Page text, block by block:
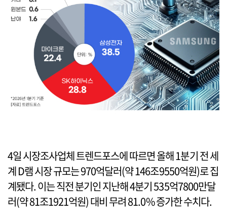
4일 시장조사업체 트렌드포스에 따르면 올해 1분기 전 세
계 D램 시장 규모는 970억달러(약 146조9550억원)로 집
계됐다. 이는 직전 분기인 지난해 4분기 535억7800만달
러(약 81조1921억원) 대비 무려 81.0% 증가한 수치다.